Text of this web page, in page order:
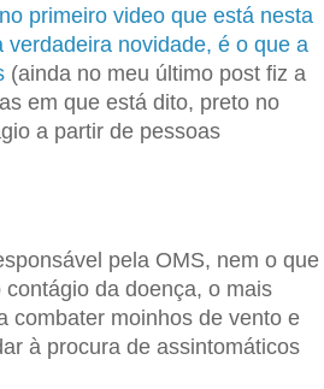
primeiro video que está nesta
novidade, é o que a
(ainda no meu último post fiz a
em que está dito, preto no
a partir de pessoas
pela OMS, nem o que
da doença, o mais
combater moinhos de vento e
à procura de assintomáticos